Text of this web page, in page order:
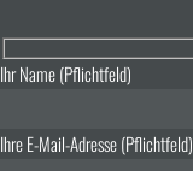
Ihr Name (Pflichtfeld)
Ihre E-Mail-Adresse (Pflichtfeld)